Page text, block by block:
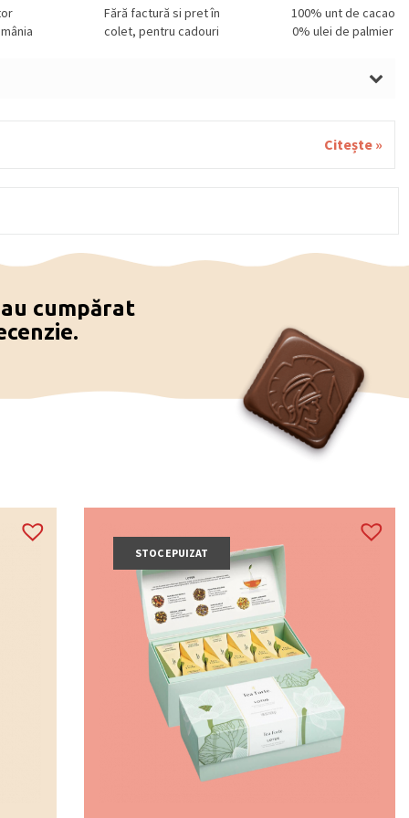
Fără factură si pret în
colet, pentru cadouri
100% unt de cacao
0% ulei de palmier
Citește »
cumpărat
STOC EPUIZAT